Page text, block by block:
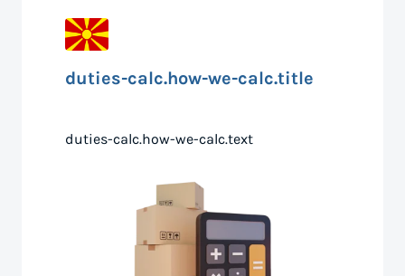
duties-calc.how-we-calc.title
duties-calc.how-we-calc.text